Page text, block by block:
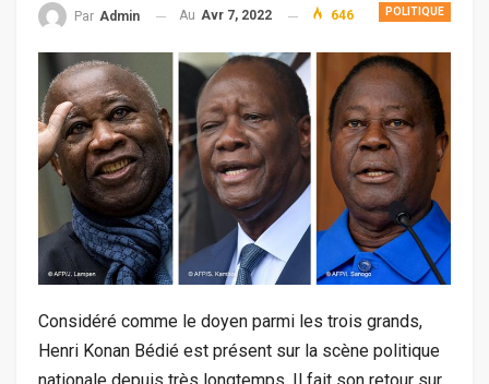
POLITIQUE
Par Admin Au Avr 7, 2022 646
Considéré comme le doyen parmi les trois grands,
Henri Konan Bédié est présent sur la scène politique